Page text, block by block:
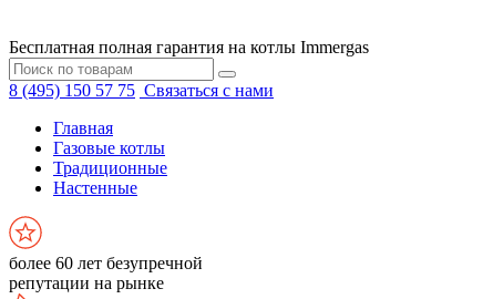
Бесплатная полная гарантия на котлы Immergas
8 (495) 150 57 75 Связаться с нами
Главная
Газовые котлы
Традиционные
Настенные
более 60 лет безупречной
репутации на рынке